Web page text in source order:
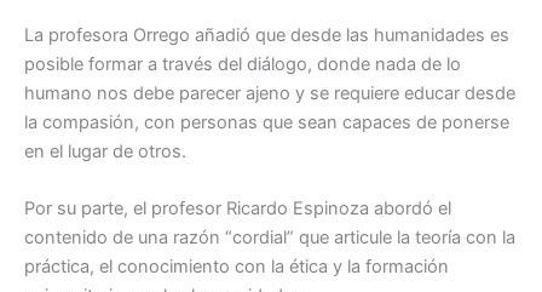
La profesora Orrego añadió que desde las humanidades es
posible formar a través del diálogo, donde nada de lo
humano nos debe parecer ajeno y se requiere educar desde
la compasión, con personas que sean capaces de ponerse
en el lugar de otros.
Por su parte, el profesor Ricardo Espinoza abordó el
contenido de una razón “cordial” que articule la teoría con la
práctica, el conocimiento con la ética y la formación